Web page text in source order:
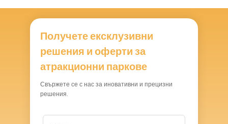
Получете ексклузивни
решения и оферти за
атракционни паркове
Свържете се с нас за иновативни и прецизни
решения.